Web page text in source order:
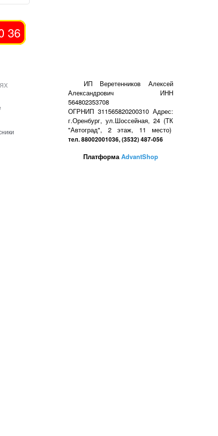
36
ИП Веретенников Алексей
Александрович ИНН
564802353708
ОГРНИП 311565820200310 Адрес:
г.Оренбург, ул.Шоссейная, 24 (ТК
"Автоград", 2 этаж, 11 место)
тел. 88002001036, (3532) 487-056
Платформа AdvantShop